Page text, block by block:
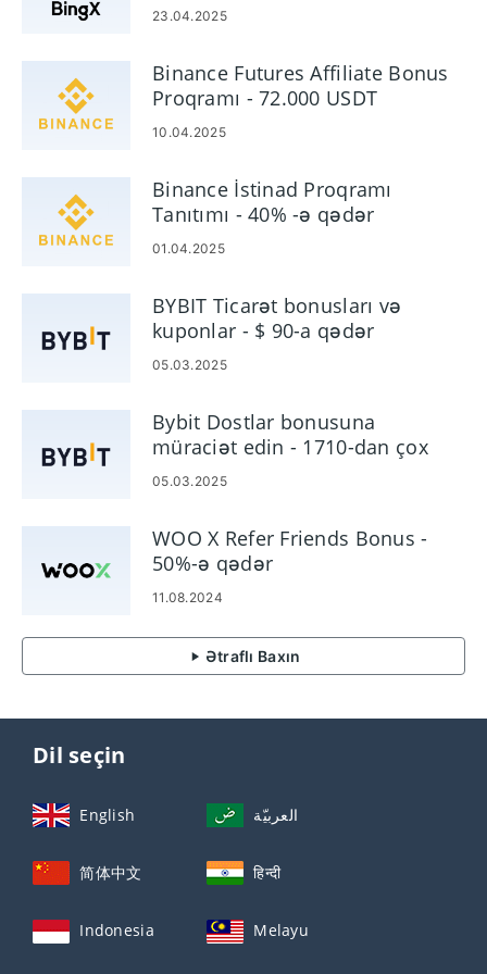
komissiya
23.04.2025
Binance Futures Affiliate Bonus
Proqramı - 72.000 USDT
10.04.2025
Binance İstinad Proqramı
Tanıtımı - 40% -ə qədər
komissiya
01.04.2025
BYBIT Ticarət bonusları və
kuponlar - $ 90-a qədər
istifadəçi faydası
05.03.2025
Bybit Dostlar bonusuna
müraciət edin - 1710-dan çox
USDT və 30% komissiya qazanın
05.03.2025
WOO X Refer Friends Bonus -
50%-ə qədər
11.08.2024
Ətraflı Baxın
Dil seçin
English العربيّة
简体中文 हिन्दी
Indonesia Melayu